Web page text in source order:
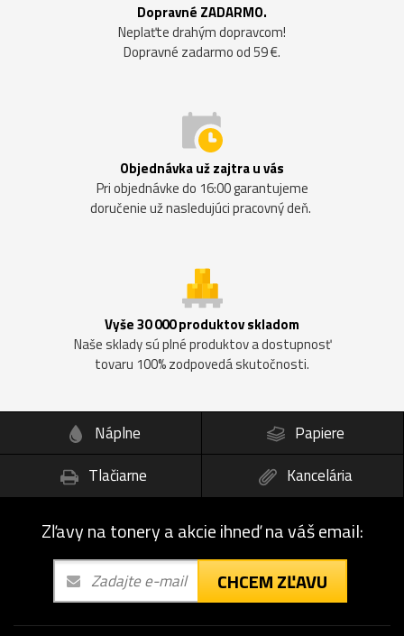
Dopravné ZADARMO.
Neplaťte drahým dopravcom!
Dopravné zadarmo od 59 €.
Objednávka už zajtra u vás
Pri objednávke do 16:00 garantujeme
doručenie už nasledujúci pracovný deň.
Vyše 30 000 produktov skladom
Naše sklady sú plné produktov a dostupnosť
tovaru 100% zodpovedá skutočnosti.
Náplne
Papiere
Tlačiarne
Kancelária
Zľavy na tonery a akcie ihneď na váš email:
CHCEM ZĽAVU